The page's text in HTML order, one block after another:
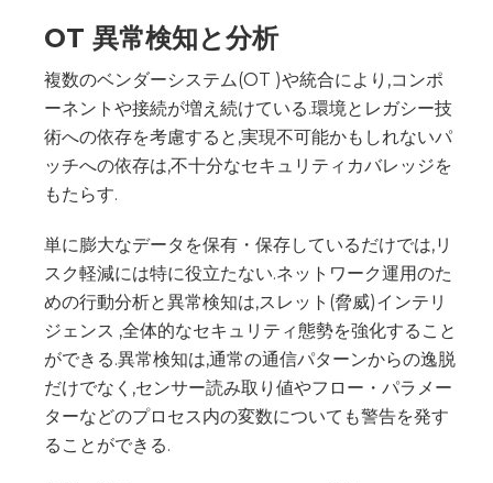
OT 異常検知と分析
複数のベンダーシステム(OT )や統合により,コンポ
ーネントや接続が増え続けている.環境とレガシー技
術への依存を考慮すると,実現不可能かもしれないパ
ッチへの依存は,不十分なセキュリティカバレッジを
もたらす.
単に膨大なデータを保有・保存しているだけでは,リ
スク軽減には特に役立たない.ネットワーク運用のた
めの行動分析と異常検知は,スレット(脅威)インテリ
ジェンス ,全体的なセキュリティ態勢を強化すること
ができる.異常検知は,通常の通信パターンからの逸脱
だけでなく,センサー読み取り値やフロー・パラメー
ターなどのプロセス内の変数についても警告を発す
ることができる.